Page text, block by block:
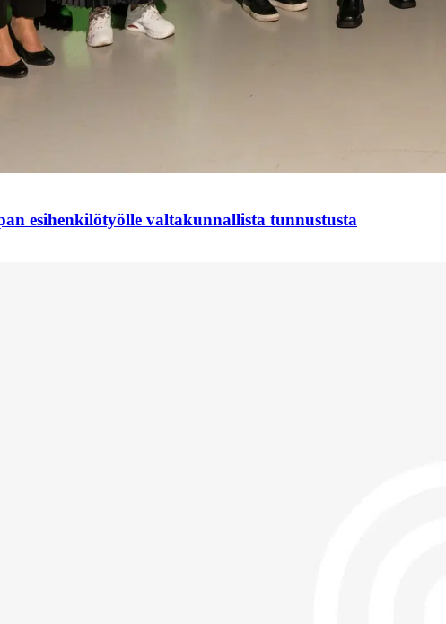
esihenkilötyölle valtakunnallista tunnustusta